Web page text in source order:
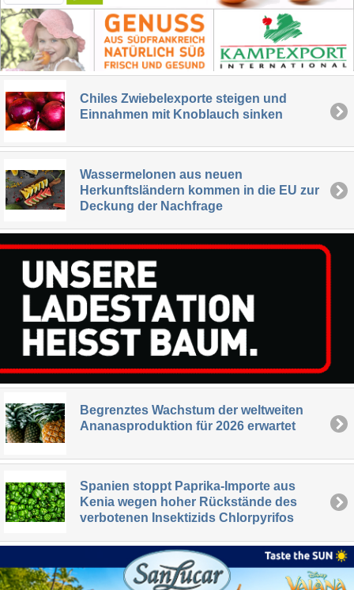
Chiles Zwiebelexporte steigen und
Einnahmen mit Knoblauch sinken
Wassermelonen aus neuen
Herkunftsländern kommen in die EU zur
Deckung der Nachfrage
Begrenztes Wachstum der weltweiten
Ananasproduktion für 2026 erwartet
Spanien stoppt Paprika-Importe aus
Kenia wegen hoher Rückstände des
verbotenen Insektizids Chlorpyrifos